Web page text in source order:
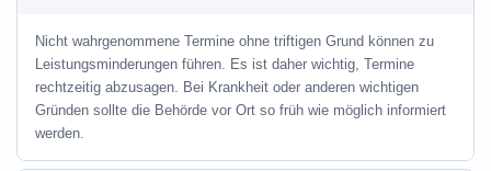
Nicht wahrgenommene Termine ohne triftigen Grund können zu
Leistungsminderungen führen. Es ist daher wichtig, Termine
rechtzeitig abzusagen. Bei Krankheit oder anderen wichtigen
Gründen sollte die Behörde vor Ort so früh wie möglich informiert
werden.